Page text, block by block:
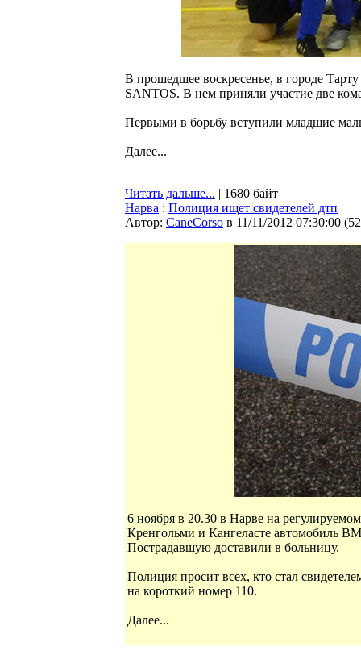
В прошедшее воскресенье, в городе
SANTOS. В нем приняли участие две
Первыми в борьбу вступили младшие
Далее...
Читать дальше... | 1680 байт
Нарва : Полиция ищет свидетелей дтп
Автор: CaneCorso в 11/11/2012 07:30:00 (
6 ноября в 20.30 в Нарве на
Кренгольми и Кангеласте автомобиль
Пострадавшую доставили в больницу.
Полиция просит всех, кто стал
на короткий номер 110.
Далее...